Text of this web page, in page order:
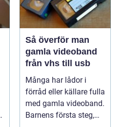
Så överför man
gamla videoband
från vhs till usb
Många har lådor i
förråd eller källare fulla
med gamla videoband.
Barnens första steg,